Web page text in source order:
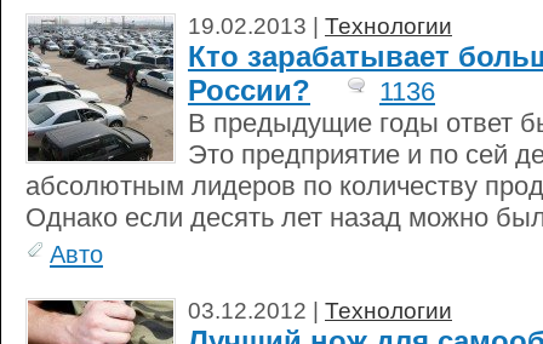
19.02.2013 | Технологии
Кто зарабатывает
России?
1136
В предыдущие годы ответ
Это предприятие и по сей
абсолютным лидеров по количеству
Однако если десять лет назад можно
Авто
03.12.2012 | Технологии